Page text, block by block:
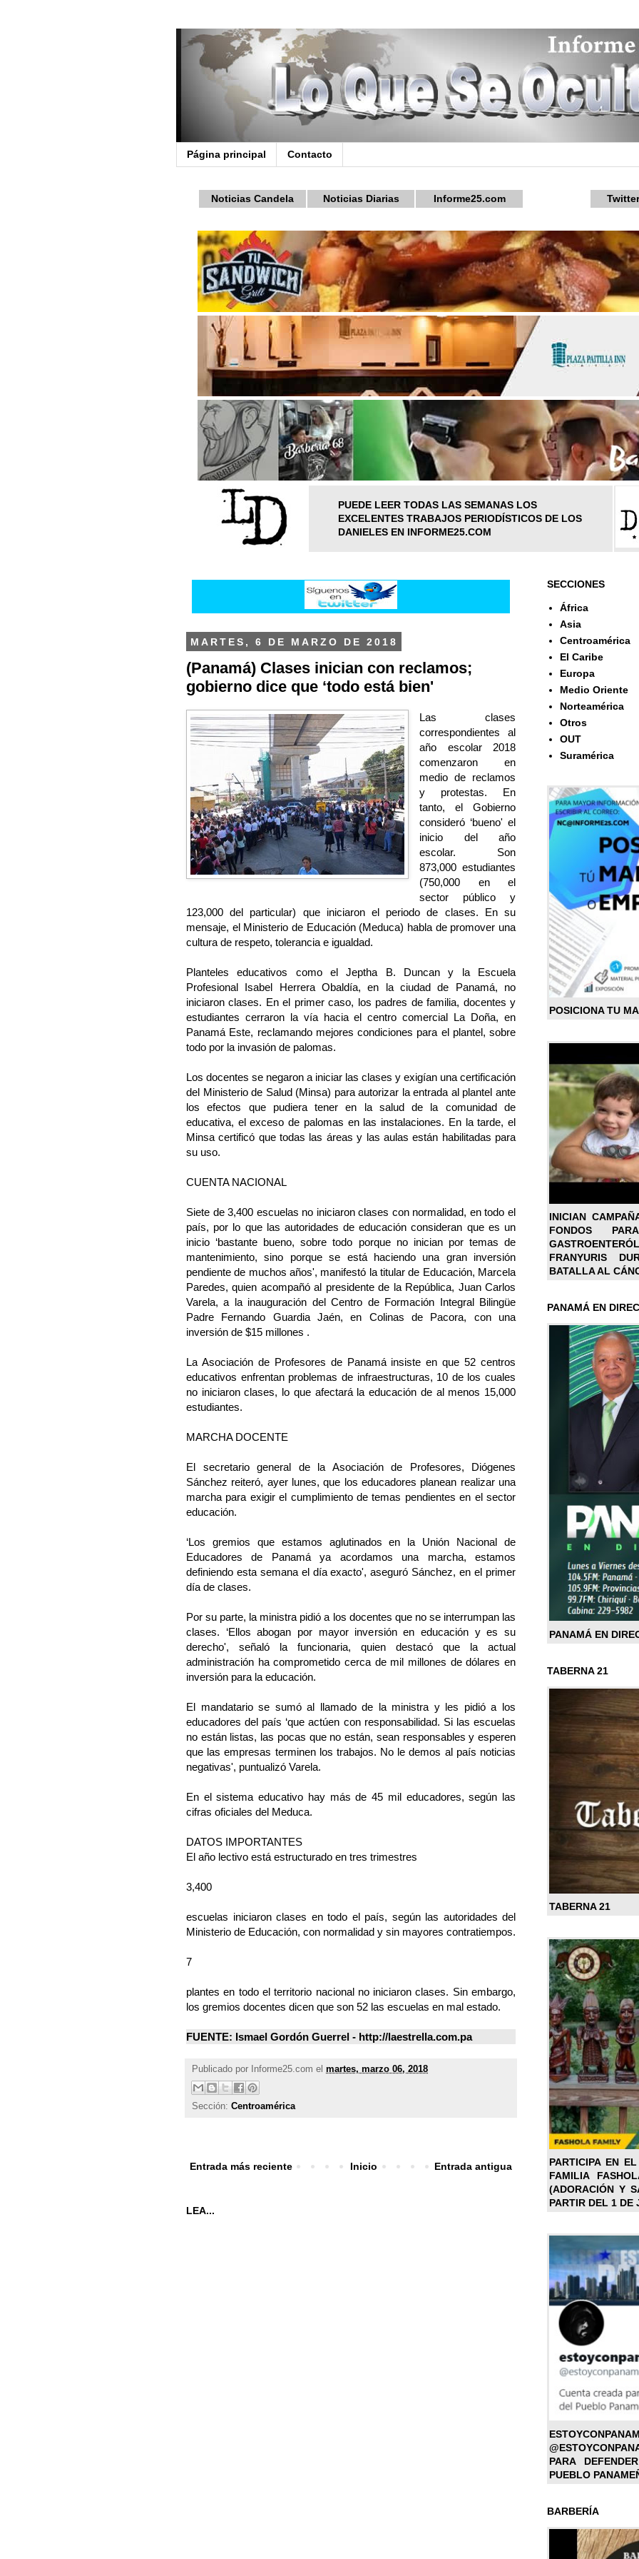
Página principal Contacto
Noticias Candela Noticias Diarias Informe25.com
PUEDE LEER TODAS LAS SEMANAS LOS
EXCELENTES TRABAJOS PERIODÍSTICOS DE LOS
DANIELES EN INFORME25.COM
MARTES, 6 DE MARZO DE 2018
(Panamá) Clases inician con reclamos;
gobierno dice que ‘todo está bien'
Las clases
correspondientes al
año escolar 2018
comenzaron en
medio de reclamos
y protestas. En
tanto, el Gobierno
consideró ‘bueno' el
inicio del año
escolar. Son
873,000 estudiantes
(750,000 en el
sector público y
123,000 del particular) que iniciaron el periodo de clases. En su
mensaje, el Ministerio de Educación (Meduca) habla de promover una
cultura de respeto, tolerancia e igualdad.
Planteles educativos como el Jeptha B. Duncan y la Escuela
Profesional Isabel Herrera Obaldía, en la ciudad de Panamá, no
iniciaron clases. En el primer caso, los padres de familia, docentes y
estudiantes cerraron la vía hacia el centro comercial La Doña, en
Panamá Este, reclamando mejores condiciones para el plantel, sobre
todo por la invasión de palomas.
Los docentes se negaron a iniciar las clases y exigían una certificación
del Ministerio de Salud (Minsa) para autorizar la entrada al plantel ante
los efectos que pudiera tener en la salud de la comunidad de
educativa, el exceso de palomas en las instalaciones. En la tarde, el
Minsa certificó que todas las áreas y las aulas están habilitadas para
su uso.
CUENTA NACIONAL
Siete de 3,400 escuelas no iniciaron clases con normalidad, en todo el
país, por lo que las autoridades de educación consideran que es un
inicio ‘bastante bueno, sobre todo porque no inician por temas de
mantenimiento, sino porque se está haciendo una gran inversión
pendiente de muchos años', manifestó la titular de Educación, Marcela
Paredes, quien acompañó al presidente de la República, Juan Carlos
Varela, a la inauguración del Centro de Formación Integral Bilingüe
Padre Fernando Guardia Jaén, en Colinas de Pacora, con una
inversión de $15 millones .
La Asociación de Profesores de Panamá insiste en que 52 centros
educativos enfrentan problemas de infraestructuras, 10 de los cuales
no iniciaron clases, lo que afectará la educación de al menos 15,000
estudiantes.
MARCHA DOCENTE
El secretario general de la Asociación de Profesores, Diógenes
Sánchez reiteró, ayer lunes, que los educadores planean realizar una
marcha para exigir el cumplimiento de temas pendientes en el sector
educación.
‘Los gremios que estamos aglutinados en la Unión Nacional de
Educadores de Panamá ya acordamos una marcha, estamos
definiendo esta semana el día exacto', aseguró Sánchez, en el primer
día de clases.
Por su parte, la ministra pidió a los docentes que no se interrumpan las
clases. ‘Ellos abogan por mayor inversión en educación y es su
derecho', señaló la funcionaria, quien destacó que la actual
administración ha comprometido cerca de mil millones de dólares en
inversión para la educación.
El mandatario se sumó al llamado de la ministra y les pidió a los
educadores del país ‘que actúen con responsabilidad. Si las escuelas
no están listas, las pocas que no están, sean responsables y esperen
que las empresas terminen los trabajos. No le demos al país noticias
negativas', puntualizó Varela.
En el sistema educativo hay más de 45 mil educadores, según las
cifras oficiales del Meduca.
DATOS IMPORTANTES
El año lectivo está estructurado en tres trimestres
3,400
escuelas iniciaron clases en todo el país, según las autoridades del
Ministerio de Educación, con normalidad y sin mayores contratiempos.
7
plantes en todo el territorio nacional no iniciaron clases. Sin embargo,
los gremios docentes dicen que son 52 las escuelas en mal estado.
FUENTE: Ismael Gordón Guerrel - http://laestrella.com.pa
Publicado por Informe25.com el martes, marzo 06, 2018
Sección: Centroamérica
Entrada más reciente Entrada antigua
Inicio
LEA...
SECCIONES
África
Asia
Centroamérica
El Caribe
Europa
Medio Oriente
Norteamérica
Otros
OUT
Suramérica
POSICIONA TU
INICIAN
FONDOS
FRANYURIS
BATALLA AL
PANAMÁ EN
PANAMÁ EN
TABERNA 21
TABERNA 21
PARTICIPA EN
FAMILIA
(ADORACIÓN Y
PARTIR DEL 1 DE
PARA
PUEBLO
BARBERÍA